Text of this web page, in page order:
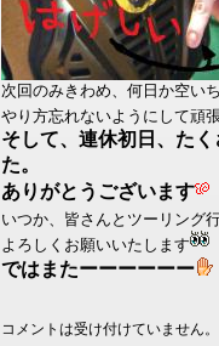
次回のみきわめ、何日か空い
やり方忘れないようにして頑
そして、連休初日、た
た。
ありがとうございます
いつか、皆さんとツーリング
よろしくお願いいたします
ではまたーーーーーー
コメントは受け付けていません。